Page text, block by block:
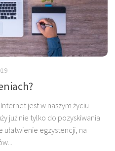
jest w naszym życiu
już nie tylko do pozyskiwania
ułatwienie egzystencji, na